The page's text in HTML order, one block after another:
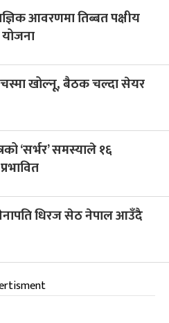
आवरणमा तिब्बत पक्षीय
योजना
खोल्नू, बैठक चल्दा सेयर
‘सर्भर’ समस्याले १६
धिरज सेठ नेपाल आउँदै